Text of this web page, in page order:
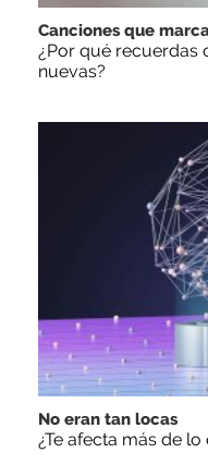
Canciones que
¿Por qué recuerdas
nuevas?
No eran tan locas
¿Te afecta más de